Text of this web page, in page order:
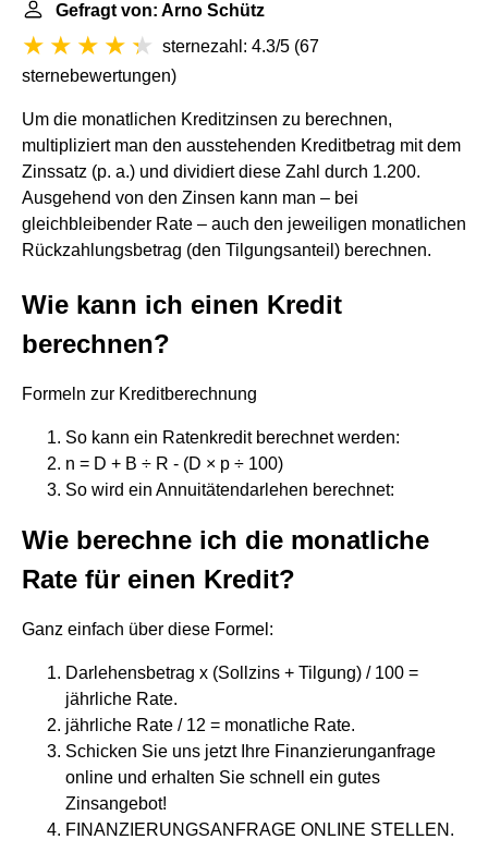
Gefragt von: Arno Schütz
sternezahl: 4.3/5 (67
sternebewertungen)
Um die monatlichen Kreditzinsen zu berechnen,
multipliziert man den ausstehenden Kreditbetrag mit dem
Zinssatz (p. a.) und dividiert diese Zahl durch 1.200.
Ausgehend von den Zinsen kann man – bei
gleichbleibender Rate – auch den jeweiligen monatlichen
Rückzahlungsbetrag (den Tilgungsanteil) berechnen.
Wie kann ich einen Kredit
berechnen?
Formeln zur Kreditberechnung
So kann ein Ratenkredit berechnet werden:
n = D + B ÷ R - (D × p ÷ 100)
So wird ein Annuitätendarlehen berechnet:
Wie berechne ich die monatliche
Rate für einen Kredit?
Ganz einfach über diese Formel:
Darlehensbetrag x (Sollzins + Tilgung) / 100 =
jährliche Rate.
jährliche Rate / 12 = monatliche Rate.
Schicken Sie uns jetzt Ihre Finanzierunganfrage
online und erhalten Sie schnell ein gutes
Zinsangebot!
FINANZIERUNGSANFRAGE ONLINE STELLEN.